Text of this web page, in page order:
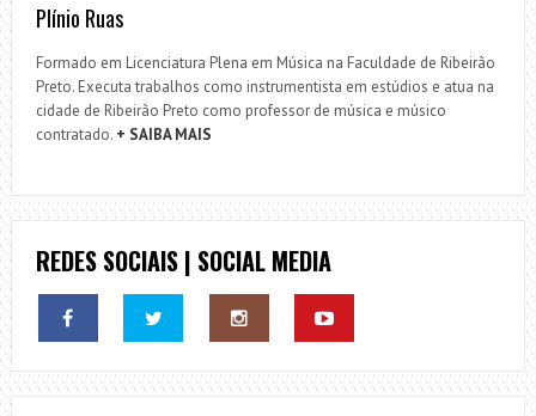
Plínio Ruas
Formado em Licenciatura Plena em Música na Faculdade de Ribeirão
Preto. Executa trabalhos como instrumentista em estúdios e atua na
cidade de Ribeirão Preto como professor de música e músico
contratado. + SAIBA MAIS
REDES SOCIAIS | SOCIAL MEDIA